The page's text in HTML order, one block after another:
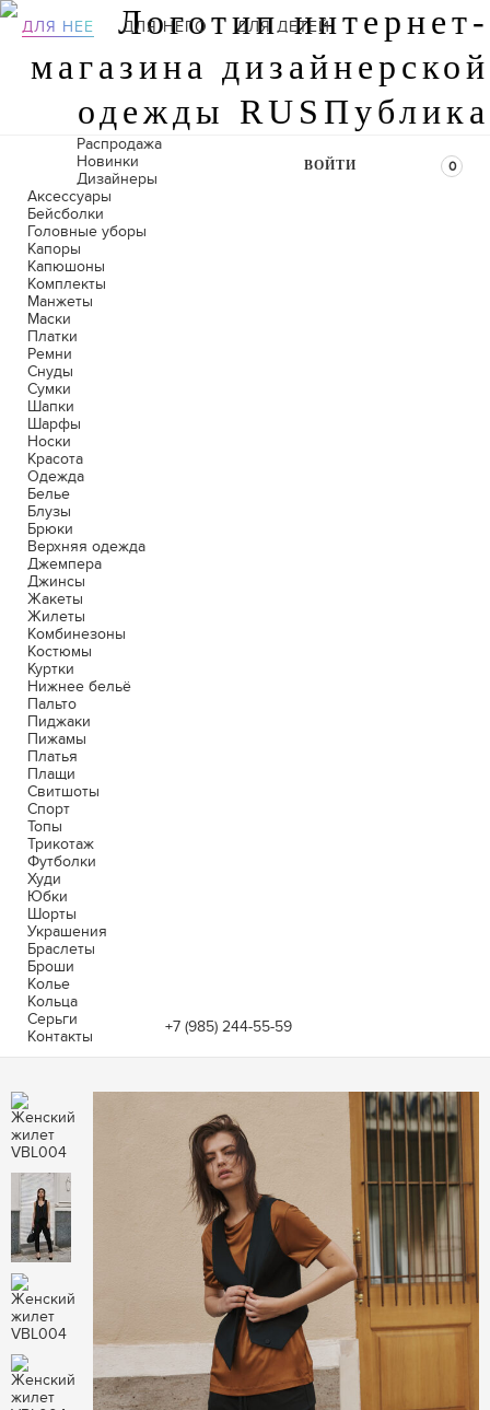
ДЛЯ НЕЕ ДЛЯ НЕГО ДЛЯ ДЕТЕЙ
0
ВОЙТИ
+7 (985) 244-55-59
Распродажа
Новинки
Дизайнеры
Аксессуары
Бейсболки
Головные уборы
Капоры
Капюшоны
Комплекты
Манжеты
Маски
Платки
Ремни
Снуды
Сумки
Шапки
Шарфы
Носки
Красота
Одежда
Белье
Блузы
Брюки
Верхняя одежда
Джемпера
Джинсы
Жакеты
Жилеты
Комбинезоны
Костюмы
Куртки
Нижнее бельё
Пальто
Пиджаки
Пижамы
Платья
Плащи
Свитшоты
Спорт
Топы
Трикотаж
Футболки
Худи
Юбки
Шорты
Украшения
Браслеты
Броши
Колье
Кольца
Серьги
Контакты